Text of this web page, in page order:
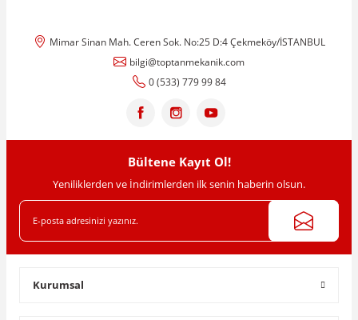
Mimar Sinan Mah. Ceren Sok. No:25 D:4 Çekmeköy/İSTANBUL
bilgi@toptanmekanik.com
0 (533) 779 99 84
Bültene Kayıt Ol!
Yeniliklerden ve İndirimlerden ilk senin haberin olsun.
Kurumsal